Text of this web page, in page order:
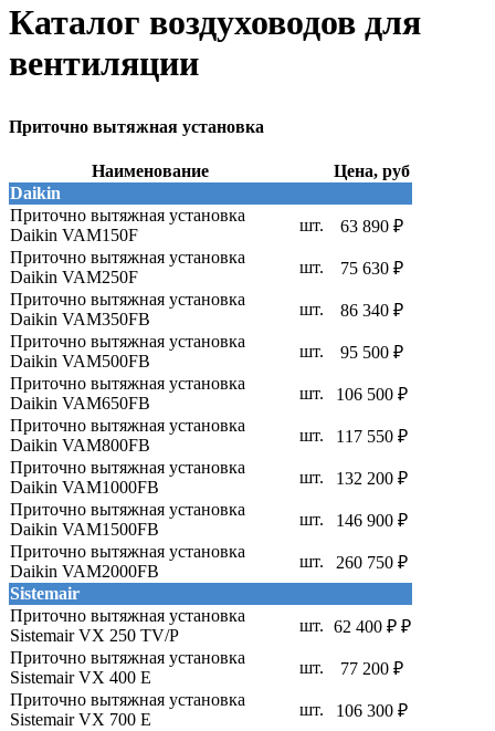
Каталог воздуховодов для
вентиляции
Приточно вытяжная установка
Наименование
Цена, руб
Daikin
Приточно вытяжная установка
Daikin VAM150F
шт.
63 890 ₽
Приточно вытяжная установка
Daikin VAM250F
шт.
75 630 ₽
Приточно вытяжная установка
Daikin VAM350FB
шт.
86 340 ₽
Приточно вытяжная установка
Daikin VAM500FB
шт.
95 500 ₽
Приточно вытяжная установка
Daikin VAM650FB
шт.
106 500 ₽
Приточно вытяжная установка
Daikin VAM800FB
шт.
117 550 ₽
Приточно вытяжная установка
Daikin VAM1000FB
шт.
132 200 ₽
Приточно вытяжная установка
Daikin VAM1500FB
шт.
146 900 ₽
Приточно вытяжная установка
Daikin VAM2000FB
шт.
260 750 ₽
Sistemair
Приточно вытяжная установка
Sistemair VX 250 TV/P
шт. 62 400 ₽ ₽
Приточно вытяжная установка
Sistemair VX 400 E
шт.
77 200 ₽
Приточно вытяжная установка
Sistemair VX 700 E
шт.
106 300 ₽